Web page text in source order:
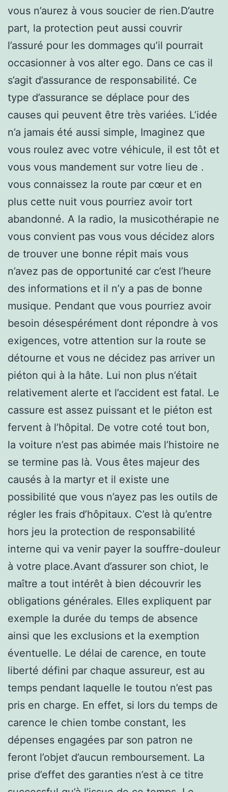
vous n’aurez à vous soucier de rien.D’autre
part, la protection peut aussi couvrir
l’assuré pour les dommages qu’il pourrait
occasionner à vos alter ego. Dans ce cas il
s’agit d’assurance de responsabilité. Ce
type d’assurance se déplace pour des
causes qui peuvent être très variées. L’idée
n’a jamais été aussi simple, Imaginez que
vous roulez avec votre véhicule, il est tôt et
vous vous mandement sur votre lieu de .
vous connaissez la route par cœur et en
plus cette nuit vous pourriez avoir tort
abandonné. A la radio, la musicothérapie ne
vous convient pas vous vous décidez alors
de trouver une bonne répit mais vous
n’avez pas de opportunité car c’est l’heure
des informations et il n’y a pas de bonne
musique. Pendant que vous pourriez avoir
besoin désespérément dont répondre à vos
exigences, votre attention sur la route se
détourne et vous ne décidez pas arriver un
piéton qui à la hâte. Lui non plus n’était
relativement alerte et l’accident est fatal. Le
cassure est assez puissant et le piéton est
fervent à l’hôpital. De votre coté tout bon,
la voiture n’est pas abimée mais l’histoire ne
se termine pas là. Vous êtes majeur des
causés à la martyr et il existe une
possibilité que vous n’ayez pas les outils de
régler les frais d’hôpitaux. C’est là qu’entre
hors jeu la protection de responsabilité
interne qui va venir payer la souffre-douleur
à votre place.Avant d’assurer son chiot, le
maître a tout intérêt à bien découvrir les
obligations générales. Elles expliquent par
exemple la durée du temps de absence
ainsi que les exclusions et la exemption
éventuelle. Le délai de carence, en toute
liberté défini par chaque assureur, est au
temps pendant laquelle le toutou n’est pas
pris en charge. En effet, si lors du temps de
carence le chien tombe constant, les
dépenses engagées par son patron ne
feront l’objet d’aucun remboursement. La
prise d’effet des garanties n’est à ce titre